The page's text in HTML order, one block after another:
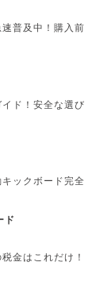
速普及中！購入前
ド！安全な選び
ックボード完全
ド
金はこれだけ！